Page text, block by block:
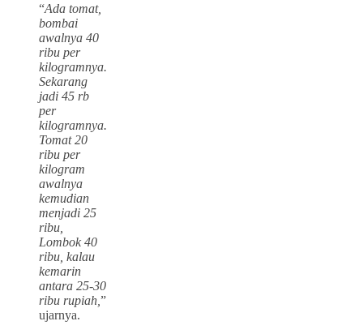
“Ada tomat,
bombai
awalnya 40
ribu per
kilogramnya.
Sekarang
jadi 45 rb
per
kilogramnya.
Tomat 20
ribu per
kilogram
awalnya
kemudian
menjadi 25
ribu,
Lombok 40
ribu, kalau
kemarin
antara 25-30
ribu rupiah, ”
ujarnya.